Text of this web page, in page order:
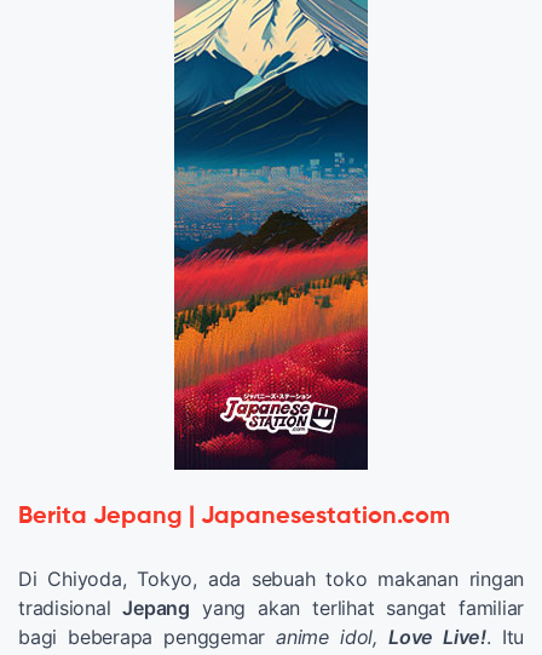
Berita Jepang | Japanesestation.com
Di Chiyoda, Tokyo, ada sebuah toko makanan ringan
tradisionalJepang yang akan terlihat sangat familiar
bagi beberapa penggemaranime idol, Love Live!. Itu